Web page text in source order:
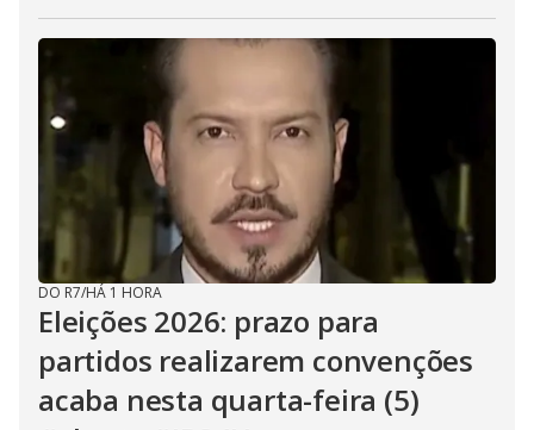
DO R7/HÁ 1 HORA
Eleições 2026: prazo para
partidos realizarem convenções
acaba nesta quarta-feira (5)